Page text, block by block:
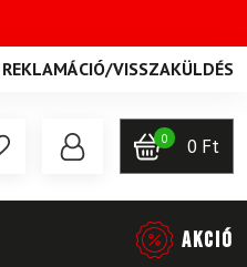
REKLAMÁCIÓ/VISSZAKÜLDÉS
0 0 Ft
AKCIÓ